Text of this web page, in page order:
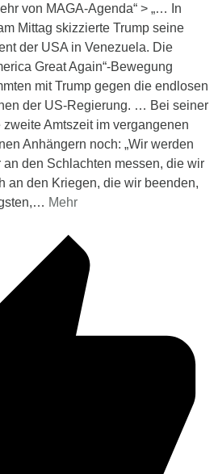
von MAGA-Agenda“ > „… In
Mittag skizzierte Trump seine
der USA in Venezuela. Die
Great Again“-Bewegung
mit Trump gegen die endlosen
der US-Regierung. … Bei seiner
Amtszeit im vergangenen
Anhängern noch: „Wir werden
den Schlachten messen, die wir
an den Kriegen, die wir beenden,
… Mehr